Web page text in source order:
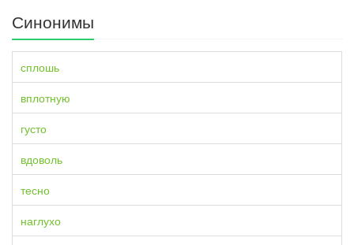
Синонимы
сплошь
вплотную
густо
вдоволь
тесно
наглухо